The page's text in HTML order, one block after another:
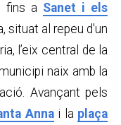
fins a Sanet i els
situat al repeu d'un
l’eix central de la
naix amb la
Avançant pels
Annai la plaça